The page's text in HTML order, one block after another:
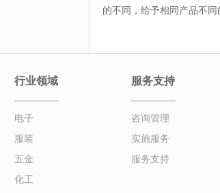
的不同，给予相同产品不
行业领域
电子
服装
五金
化工
服务支持
咨询管理
实施服务
服务支持